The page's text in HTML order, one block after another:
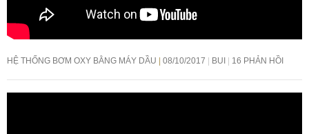
HỆ THỐNG BƠM OXY BẰNG MÁY DẦU 08/10/2017 BUI 16 PHẢN HỒI